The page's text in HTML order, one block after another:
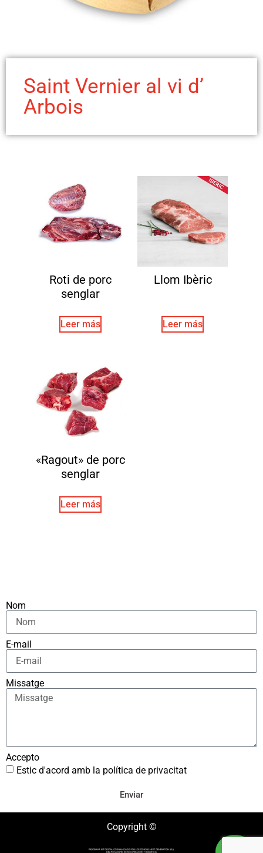
Saint Vernier al vi d’
Arbois
Roti de porc
senglar
Leer más
Llom Ibèric
Leer más
«Ragout» de porc
senglar
Leer más
Nom
E-mail
Missatge
Accepto
Estic d'acord amb la política de privacitat
Enviar
Copyright ©